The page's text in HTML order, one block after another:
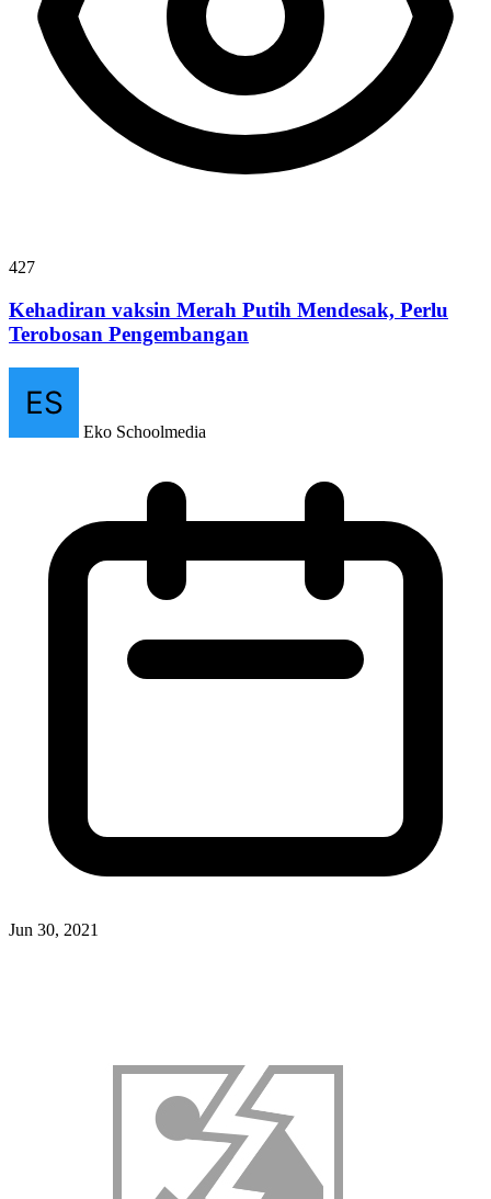
427
Kehadiran vaksin Merah Putih Mendesak, Perlu
Terobosan Pengembangan
Eko Schoolmedia
Jun 30, 2021